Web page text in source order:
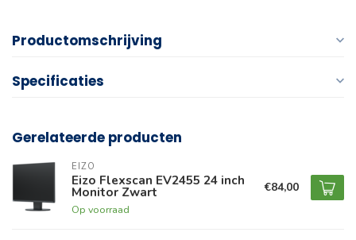
Productomschrijving
Specificaties
Gerelateerde producten
EIZO
Eizo Flexscan EV2455 24 inch
Monitor Zwart
Op voorraad
€84,00